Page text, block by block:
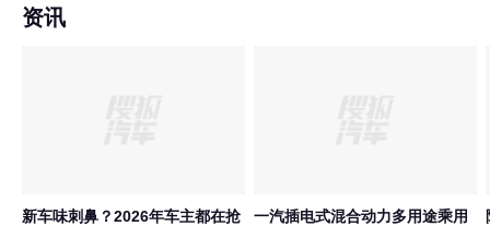
资讯
新车味刺鼻？2026年车主都在抢
一汽插电式混合动力多用途乘用